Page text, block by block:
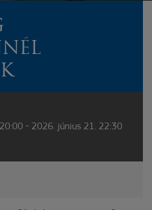
- 2026. június 21. 22:30